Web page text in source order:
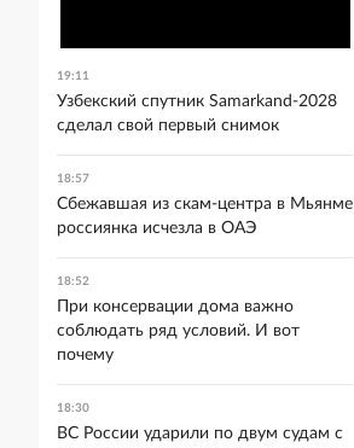
19:11
Узбекский спутник Samarkand-2028
сделал свой первый снимок
18:57
Сбежавшая из скам-центра в Мьянме
россиянка исчезла в ОАЭ
18:52
При консервации дома важно
соблюдать ряд условий. И вот
почему
18:30
ВС России ударили по двум судам с